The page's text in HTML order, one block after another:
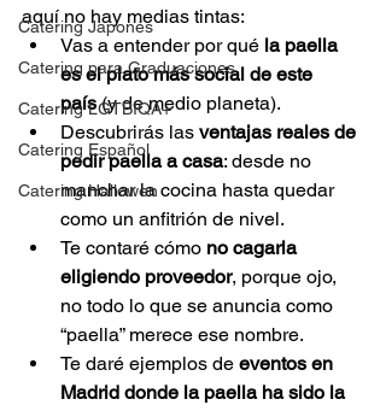
Catering Japonés
Catering para Graduaciones
Catering LGTBIQA+
Catering Español
Catering Hallowen
aquí no hay medias tintas:
Vas a entender por qué la paella
es el plato más social de este
país (y de medio planeta).
Descubrirás las ventajas reales de
pedir paella a casa: desde no
manchar la cocina hasta quedar
como un anfitrión de nivel.
Te contaré cómo no cagarla
eligiendo proveedor, porque ojo,
no todo lo que se anuncia como
“paella” merece ese nombre.
Te daré ejemplos de eventos en
Madrid donde la paella ha sido la